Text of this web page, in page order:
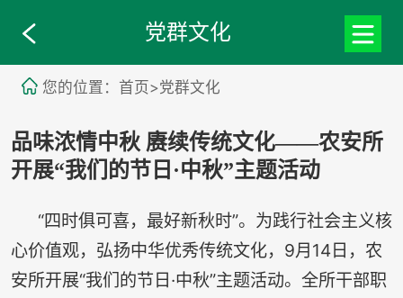
党群文化
您的位置：首页>党群文化
品味浓情中秋 赓续传统文化——农安所
开展“我们的节日·中秋”主题活动
“四时俱可喜，最好新秋时”。为践行社会主义核
心价值观，弘扬中华优秀传统文化，9月14日，农
安所开展“我们的节日·中秋”主题活动。全所干部职